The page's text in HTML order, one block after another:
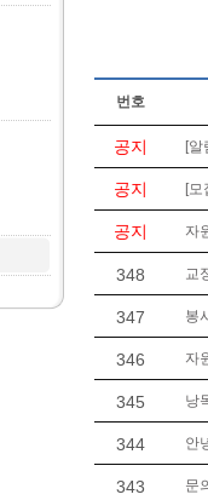
번호
공지 [알
공지 [
공지 자
348 교
347 봉
346 자
345 낭
344 안
343 문